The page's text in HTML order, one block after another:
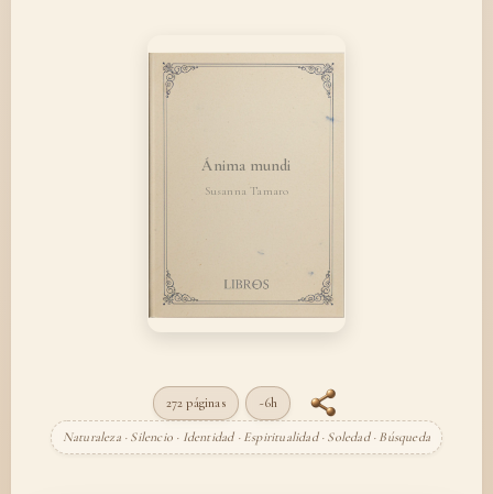
Ánima mundi
Susanna Tamaro
272 páginas ~6h
Naturaleza · Silencio · Identidad · Espiritualidad · Soledad · Búsqueda